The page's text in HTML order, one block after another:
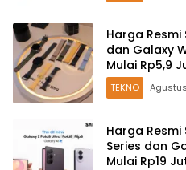
Harga
dan Galaxy
Mulai Rp5,9
TEKNO
Harga Resmi
Series dan
Mulai Rp19